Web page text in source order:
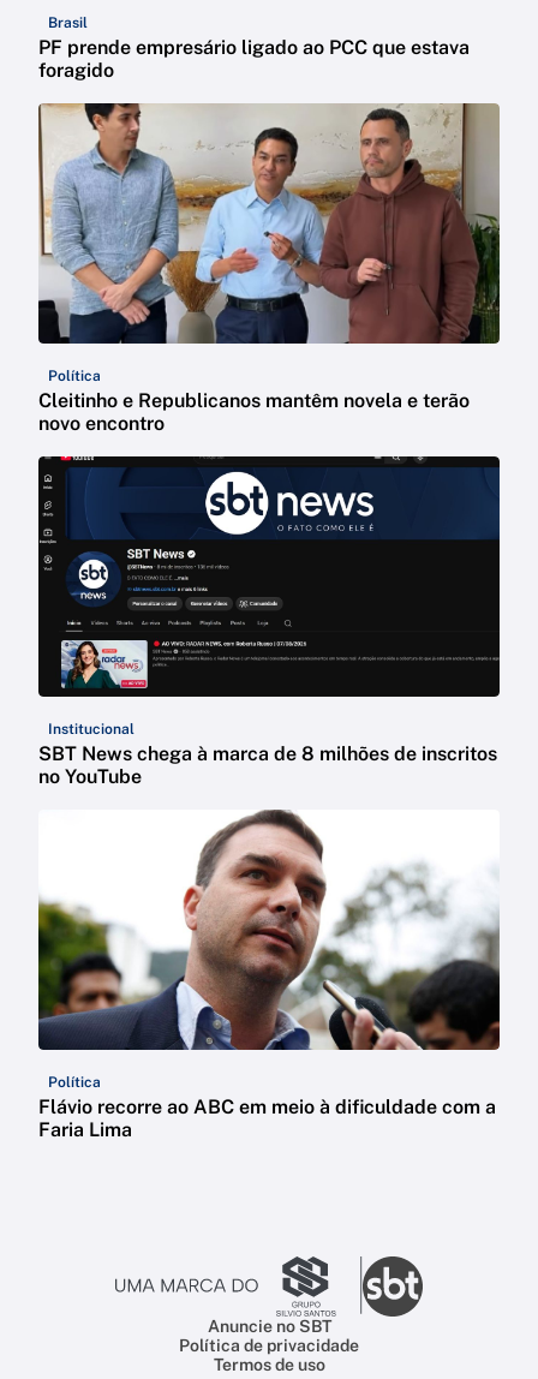
Brasil
PF prende empresário ligado ao PCC que estava
foragido
Política
Cleitinho e Republicanos mantêm novela e terão
novo encontro
Institucional
SBT News chega à marca de 8 milhões de inscritos
no YouTube
Política
Flávio recorre ao ABC em meio à dificuldade com a
Faria Lima
Anuncie no SBT
Política de privacidade
Termos de uso